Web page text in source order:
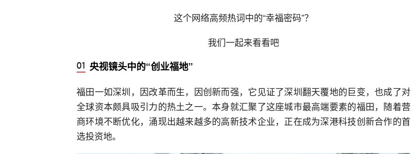
这个网络高频热词中的“幸福密码”？
我们一起来看看吧
央视镜头中的“创业福地”
福田一如深圳，因改革而生，因创新而强，它见证了深圳翻天覆地的巨变，也成了对
全球资本颇具吸引力的热土之一。本身就汇聚了这座城市最高端要素的福田，随着营
商环境不断优化，涌现出越来越多的高新技术企业，正在成为深港科技创新合作的首
选投资地。